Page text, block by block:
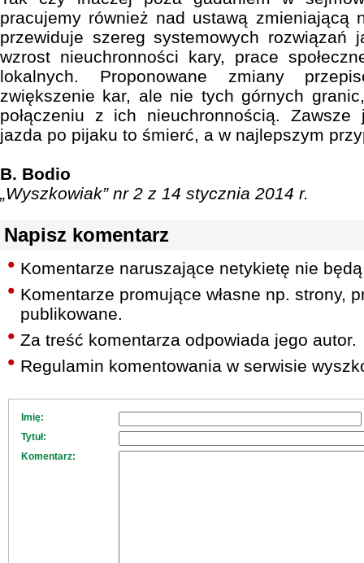
pracujemy również nad ustawą zmieniającą
przewiduje szereg systemowych rozwiązań
wzrost nieuchronności kary, prace
lokalnych. Proponowane zmiany
zwiększenie kar, ale nie tych górnych
połączeniu z ich nieuchronnością. Zawsze
jazda po pijaku to śmierć, a w najlepszym
B. Bodio
„Wyszkowiak” nr 2 z 14 stycznia 2014 r.
Napisz komentarz
Komentarze naruszające netykietę nie
Komentarze promujące własne np. strony,
publikowane.
Za treść komentarza odpowiada jego autor.
Regulamin komentowania w serwisie
Imię:
Tytuł:
Komentarz: